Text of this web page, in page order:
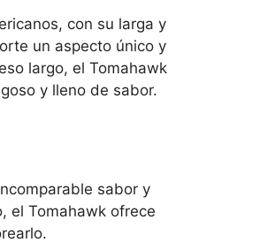
con su larga y
un aspecto único y
largo, el Tomahawk
y lleno de sabor.
sabor y
el Tomahawk ofrece